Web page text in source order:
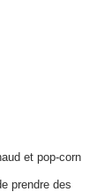
et pop-corn
prendre des